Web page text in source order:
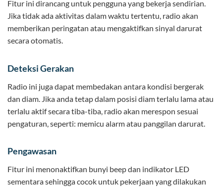
Fitur ini dirancang untuk pengguna yang bekerja sendirian.
Jika tidak ada aktivitas dalam waktu tertentu, radio akan
memberikan peringatan atau mengaktifkan sinyal darurat
secara otomatis.
Deteksi Gerakan
Radio ini juga dapat membedakan antara kondisi bergerak
dan diam. Jika anda tetap dalam posisi diam terlalu lama atau
terlalu aktif secara tiba-tiba, radio akan merespon sesuai
pengaturan, seperti: memicu alarm atau panggilan darurat.
Pengawasan
Fitur ini menonaktifkan bunyi beep dan indikator LED
sementara sehingga cocok untuk pekerjaan yang dilakukan